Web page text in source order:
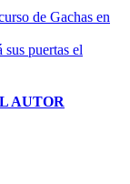
de Gachas en
puertas el
AUTOR